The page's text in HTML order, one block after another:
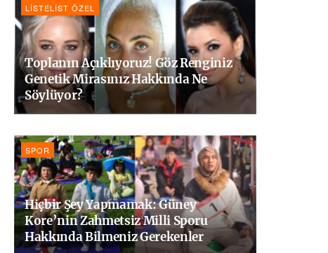
LISTELIST ÖZEL
Toplanın Açıklıyoruz! Göz Renginiz
Genetik Mirasınız Hakkında Ne
Söylüyor?
SPOR
Hiçbir Şey Yapmamak: Güney
Kore’nin Zahmetsiz Milli Sporu
Hakkında Bilmeniz Gerekenler